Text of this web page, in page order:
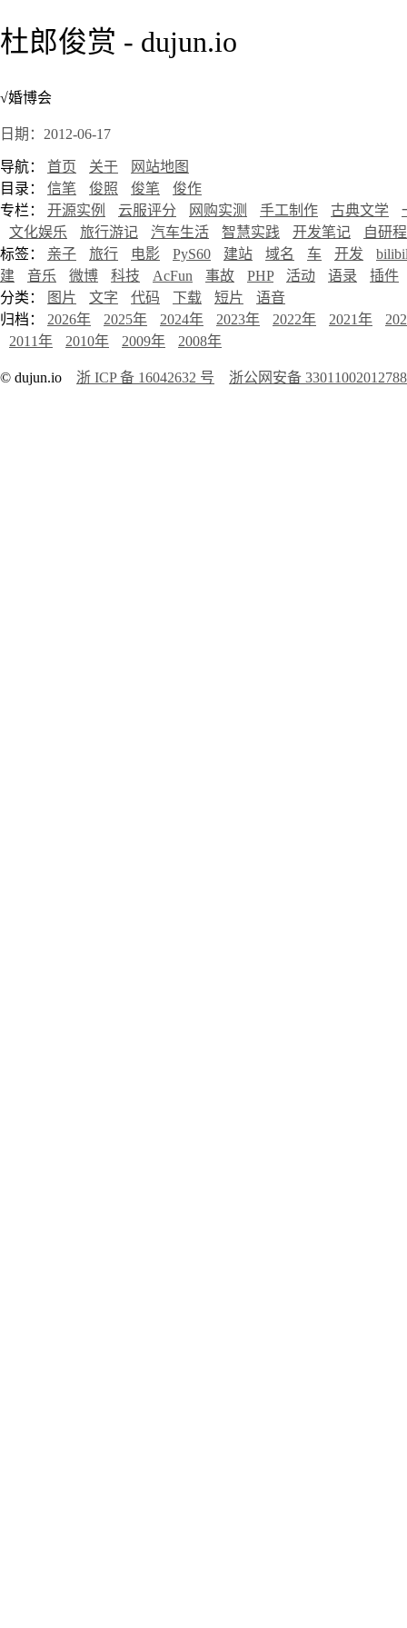
杜郎俊赏 - dujun.io
√婚博会
日期：2012-06-17
导航： 首页 关于
网站地图
目录： 信笔 俊照 俊笔
俊作
专栏： 开源实例 云服评分 网购实测 手工制作 古典文学
文化娱乐
旅行游记 汽车生活 智慧实践 开发笔记
自研
标签： 亲子 旅行 电影 PyS60 建站 域名 车 开发
建
音乐 微博 科技 AcFun 事故 PHP 活动 语录
插件
分类：
图片 文字 代码 下载 短片
语音
归档： 2026年 2025年 2024年 2023年 2022年 2021年
2011年
2010年 2009年 2008年
© dujun.io 浙 ICP 备 16042632 号 浙公网安备